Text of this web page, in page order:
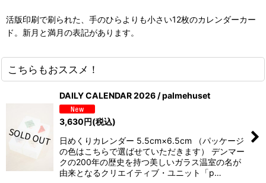
活版印刷で刷られた、手のひらよりも小さい12枚のカレンダーカー
ド。新月と満月の表記があります。
こちらもおススメ！
DAILY CALENDAR 2026 / palmehuset
3,630円(税込)
日めくりカレンダー 5.5cm×6.5cm （パッケージ
の色はこちらで選ばせていただきます） デンマー
クの200年の歴史を持つ美しいガラス温室の名が
由来となるクリエイティブ・ユニット「p…